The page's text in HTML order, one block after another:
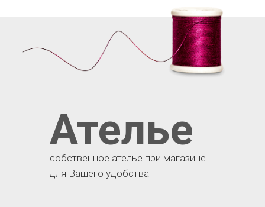
Ателье
собственное ателье при магазине
для Вашего удобства